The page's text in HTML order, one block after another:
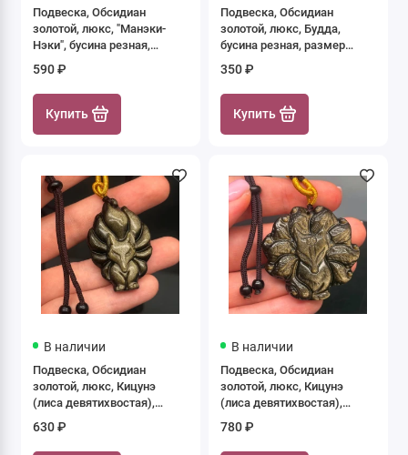
Показать все
Подвеска, Обсидиан
золотой, люкс, "Манэки-
Нэки", бусина резная,
шт.
590 ₽
Купить
Подвеска, Обсидиан
золотой, люкс, Будда,
бусина резная, размер
350 ₽
Купить
В наличии
Подвеска, Обсидиан
золотой, люкс, Кицунэ
(лиса девятихвостая),
44х29 мм, цена за 1 шт.
630 ₽
В наличии
Подвеска, Обсидиан
золотой, люкс, Кицунэ
(лиса девятихвостая),
мм, цена за 1 шт.
780 ₽